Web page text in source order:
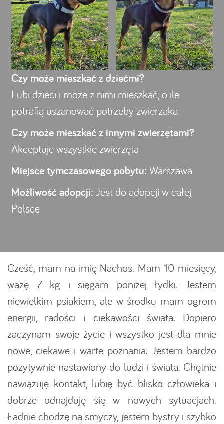
Czy może mieszkać z dziećmi?
Lubi dzieci i może z nimi mieszkać, o ile
potrafią uszanować potrzeby zwierzaka
Czy może mieszkać z innymi zwierzętami?
Akceptuje wszystkie zwierzęta
Miejsce tymczasowego pobytu: Warszawa
Możliwość adopcji: Jest do adopcji w całej
Polsce
Cześć, mam na imię Nachos. Mam 10 miesięcy,
ważę 7 kg i sięgam poniżej łydki. Jestem
niewielkim psiakiem, ale w środku mam ogrom
energii, radości i ciekawości świata. Dopiero
zaczynam swoje życie i wszystko jest dla mnie
nowe, ciekawe i warte poznania. Jestem bardzo
pozytywnie nastawiony do ludzi i świata. Chętnie
nawiązuję kontakt, lubię być blisko człowieka i
dobrze odnajduję się w nowych sytuacjach.
Ładnie chodzę na smyczy, jestem bystry i szybko